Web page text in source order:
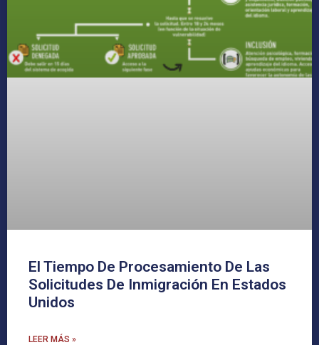
El Tiempo De Procesamiento De Las
Solicitudes De Inmigración En Estados
Unidos
LEER MÁS »